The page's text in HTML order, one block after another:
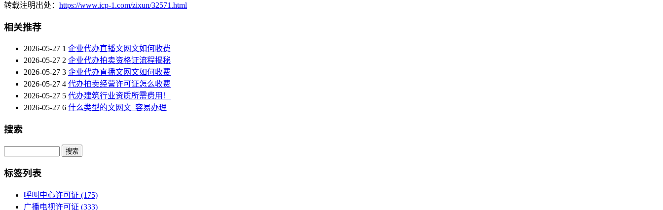
转载注明出处： https://www.icp-1.com/zixun/32571.html
相关推荐
2026-05-27 1 企业代办直播文网文如何收费
2026-05-27 2 企业代办拍卖资格证流程揭秘
2026-05-27 3 企业代办直播文网文如何收费
2026-05-27 4 代办拍卖经营许可证怎么收费
2026-05-27 5 代办建筑行业资质所需费用！
2026-05-27 6 什么类型的文网文_容易办理
搜索
Search
标签列表
呼叫中心许可证 (175)
广播电视许可证 (333)